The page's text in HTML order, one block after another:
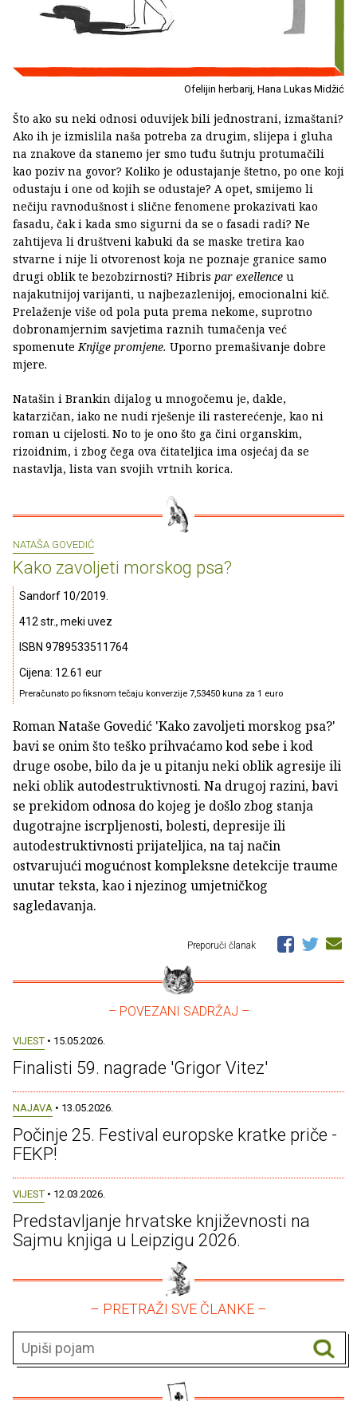
Ofelijin herbarij, Hana Lukas Midžić
Što ako su neki odnosi oduvijek bili jednostrani, izmaštani?
Ako ih je izmislila naša potreba za drugim, slijepa i gluha
na znakove da stanemo jer smo tuđu šutnju protumačili
kao poziv na govor? Koliko je odustajanje štetno, po one koji
odustaju i one od kojih se odustaje? A opet, smijemo li
nečiju ravnodušnost i slične fenomene prokazivati kao
fasadu, čak i kada smo sigurni da se o fasadi radi? Ne
zahtijeva li društveni kabuki da se maske tretira kao
stvarne i nije li otvorenost koja ne poznaje granice samo
drugi oblik te bezobzirnosti? Hibris par exellence u
najakutnijoj varijanti, u najbezazlenijoj, emocionalni kič.
Prelaženje više od pola puta prema nekome, suprotno
dobronamjernim savjetima raznih tumačenja već
spomenuteKnjige promjene. Uporno premašivanje dobre
mjere.
Natašin i Brankin dijalog u mnogočemu je, dakle,
katarzičan, iako ne nudi rješenje ili rasterećenje, kao ni
roman u cijelosti. No to je ono što ga čini organskim,
rizoidnim, i zbog čega ova čitateljica ima osjećaj da se
nastavlja, lista van svojih vrtnih korica.
NATAŠA GOVEDIĆ
Kako zavoljeti morskog psa?
Sandorf 10/2019.
412 str., meki uvez
ISBN 9789533511764
Cijena: 12.61 eur
Preračunato po fiksnom tečaju konverzije 7,53450 kuna za 1 euro
Roman Nataše Govedić 'Kako zavoljeti morskog psa?'
bavi se onim što teško prihvaćamo kod sebe i kod
druge osobe, bilo da je u pitanju neki oblik agresije ili
neki oblik autodestruktivnosti. Na drugoj razini, bavi
se prekidom odnosa do kojeg je došlo zbog stanja
dugotrajne iscrpljenosti, bolesti, depresije ili
autodestruktivnosti prijateljica, na taj način
ostvarujući mogućnost kompleksne detekcije traume
unutar teksta, kao i njezinog umjetničkog
sagledavanja.
Preporuči članak
– POVEZANI SADRŽAJ –
VIJEST • 15.05.2026.
Finalisti 59. nagrade 'Grigor Vitez'
NAJAVA • 13.05.2026.
Počinje 25. Festival europske kratke priče -
FEKP!
VIJEST • 12.03.2026.
Predstavljanje hrvatske književnosti na
Sajmu knjiga u Leipzigu 2026.
– PRETRAŽI SVE ČLANKE –